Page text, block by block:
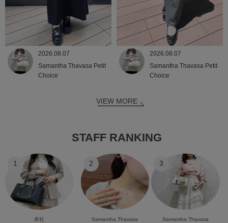
2026.08.07
Samantha Thavasa Petit
Choice
2026.08.07
Samantha Thavasa Petit
Choice
VIEW MORE
STAFF RANKING
1
本社
2
Samantha Thavasa
3
Samantha Thavasa